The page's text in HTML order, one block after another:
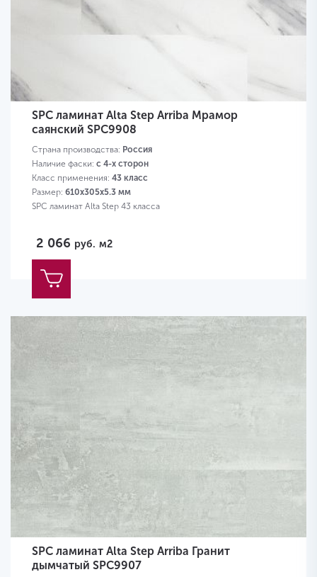
SPC ламинат Alta Step Arriba Мрамор
саянский SPC9908
Страна производства: Россия
Наличие фаски: с 4-х сторон
Класс применения: 43 класс
Размер: 610х305х5.3 мм
SPC ламинат Alta Step 43 класса
2 066 руб. м2
SPC ламинат Alta Step Arriba Гранит
дымчатый SPC9907